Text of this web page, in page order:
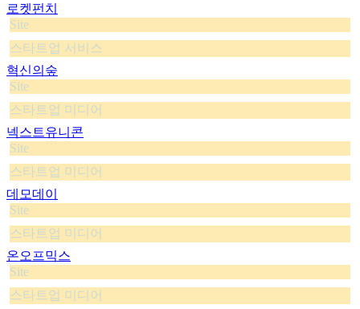
로켓펀치
Site
스타트업 서비스
혁신의숲
Site
스타트업 미디어
넥스트유니콘
Site
스타트업 미디어
데모데이
Site
스타트업 미디어
온오프믹스
Site
스타트업 미디어